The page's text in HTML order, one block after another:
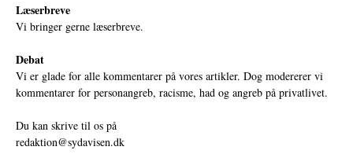
Læserbreve
Vi bringer gerne læserbreve.
Debat
Vi er glade for alle kommentarer på vores artikler. Dog modererer vi
kommentarer for personangreb, racisme, had og angreb på privatlivet.
Du kan skrive til os på
redaktion@sydavisen.dk